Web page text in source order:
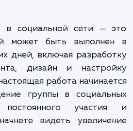
каждого поста и
и ведения групп в
многих факторов, включая
публикаций, размер
таких услуг начинается